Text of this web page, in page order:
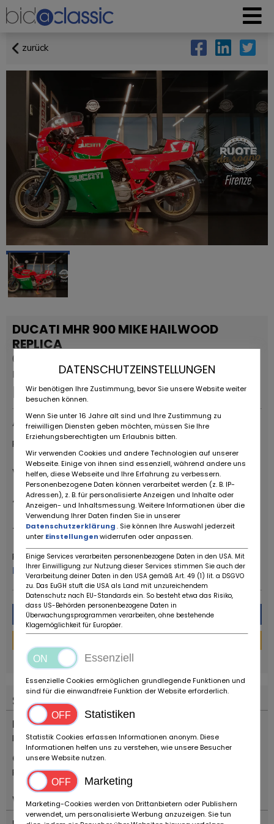
zurück
DUCATI MHR 900 MIKE HAILWOOD
REPLICA
0 KM
Dauerinserat
EUR24.500,-
Anbieter
RUOTE DA SOGNO S.R.L
Via Daniele da Torricella, 29
42122 Reggio Emilia
+39 0522 268511
Ruote da Sogno
Mehr von diesem Händler
Nachricht
powered by
Standort
Land
Italien
Ort
Reggio Emilia
Wichtiges
DATENSCHUTZEINSTELLUNGEN
Wir benötigen Ihre Zustimmung, bevor Sie unsere Website weiter
besuchen können.
Wenn Sie unter 16 Jahre alt sind und Ihre Zustimmung zu
freiwilligen Diensten geben möchten, müssen Sie Ihre
Erziehungsberechtigten um Erlaubnis bitten.
Wir verwenden Cookies und andere Technologien auf unserer
Webseite. Einige von ihnen sind essenziell, während andere uns
helfen, diese Webseite und Ihre Erfahrung zu verbessern.
Personenbezogene Daten können verarbeitet werden (z. B. IP-
Adressen), z. B. für personalisierte Anzeigen und Inhalte oder
Anzeigen- und Inhaltsmessung. Weitere Informationen über die
Verwendung Ihrer Daten finden Sie in unserer
Datenschutzerklärung. Sie können Ihre Auswahl jederzeit
unter Einstellungenwiderrufen oder anpassen.
Einige Services verarbeiten personenbezogene Daten in den USA. Mit
Ihrer Einwilligung zur Nutzung dieser Services stimmen Sie auch der
Verarbeitung deiner Daten in den USA gemäß Art. 49 (1) lit. a DSGVO
zu. Das EuGH stuft die USA als Land mit unzureichendem
Datenschutz nach EU-Standards ein. So besteht etwa das Risiko,
dass US-Behörden personenbezogene Daten in
Überwachungsprogrammen verarbeiten, ohne bestehende
Klagemöglichkeit für Europäer.
Essenziell
Essenzielle Cookies ermöglichen grundlegende Funktionen und
sind für die einwandfreie Funktion der Website erforderlich.
Statistiken
Statistik Cookies erfassen Informationen anonym. Diese
Informationen helfen uns zu verstehen, wie unsere Besucher
unsere Website nutzen.
Marketing
Marketing-Cookies werden von Drittanbietern oder Publishern
verwendet, um personalisierte Werbung anzuzeigen. Sie tun